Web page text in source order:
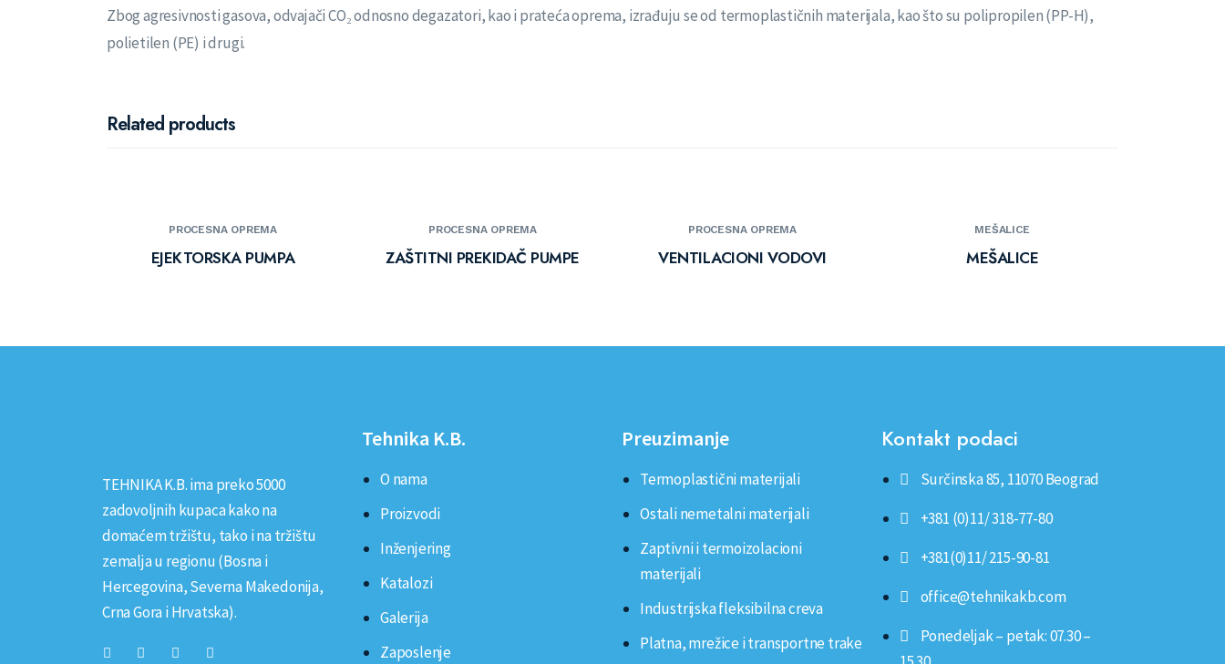
Zbog agresivnosti gasova, odvajači CO₂ odnosno degazatori, kao i prateća oprema, izrađuju se od termoplastičnih materijala, kao što su polipropilen (PP-H),
polietilen (PE) i drugi.
Related products
PROCESNA OPREMA
EJEKTORSKA PUMPA
PROCESNA OPREMA
ZAŠTITNI PREKIDAČ PUMPE
PROCESNA OPREMA
VENTILACIONI VODOVI
MEŠALICE
MEŠALICE
TEHNIKA K.B. ima preko 5000
zadovoljnih kupaca kako na
domaćem tržištu, tako i na tržištu
zemalja u regionu (Bosna i
Hercegovina, Severna Makedonija,
Crna Gora i Hrvatska).
Tehnika K.B.
O nama
Proizvodi
Inženjering
Katalozi
Galerija
Zaposlenje
Preuzimanje
Termoplastični materijali
Ostali nemetalni materijali
Zaptivni i termoizolacioni
materijali
Industrijska fleksibilna creva
Platna, mrežice i transportne trake
Kontakt podaci
Surčinska 85, 11070 Beograd
+381 (0)11/ 318-77-80
+381(0)11/ 215-90-81
office@tehnikakb.com
Ponedeljak – petak: 07.30 –